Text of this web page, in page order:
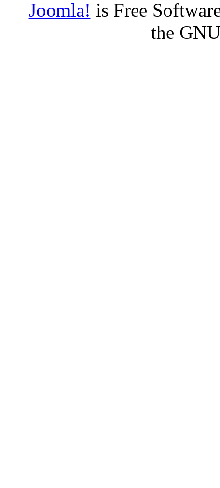
Joomla! is Free
the